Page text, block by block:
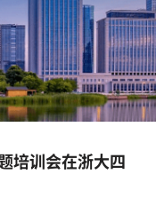
培训会在浙大四